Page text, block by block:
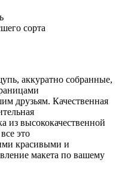
сорта
аккуратно собранные,
друзьям. Качественная
из высококачественной
это
красивыми и
макета по вашему